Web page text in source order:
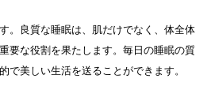
。良質な睡眠は、肌だけでなく、体全体
要な役割を果たします。毎日の睡眠の質
で美しい生活を送ることができます。